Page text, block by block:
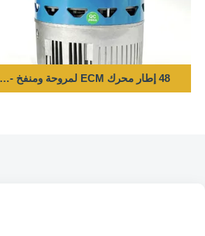
48 إطار محرك ECM لمروحة ومنفخ - 550W 300-1200RPM 220-240V 50/60HZ